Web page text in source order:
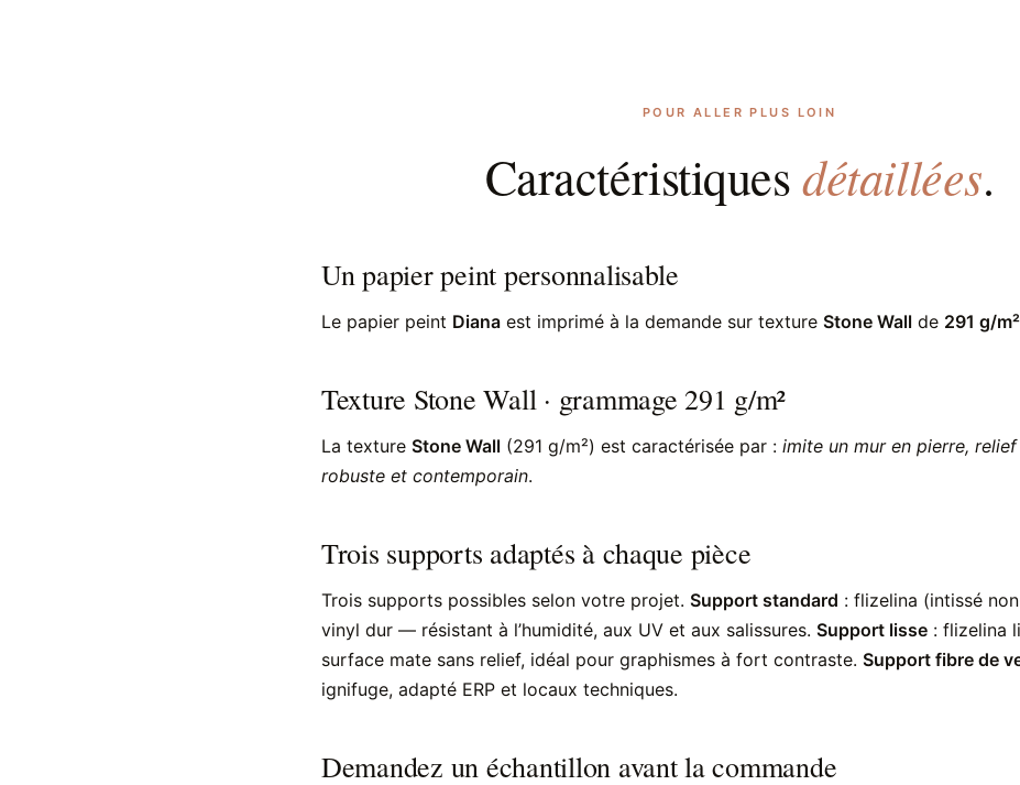
POUR ALLER PLUS LOIN
Caractéristiquesdétaillées.
Un papier peint personnalisable
Le papier peint Diana est imprimé à la demande sur texture Stone Wall de 291 g/m²
Texture Stone Wall · grammage 291 g/m²
La texture Stone Wall (291 g/m²) est caractérisée par : imite un mur en pierre, relief
robuste et contemporain.
Trois supports adaptés à chaque pièce
Trois supports possibles selon votre projet. Support standard : flizelina (intissé
vinyl dur — résistant à l’humidité, aux UV et aux salissures. Support lisse : flizelina
surface mate sans relief, idéal pour graphismes à fort contraste. Support fibre de
ignifuge, adapté ERP et locaux techniques.
Demandez un échantillon avant la commande